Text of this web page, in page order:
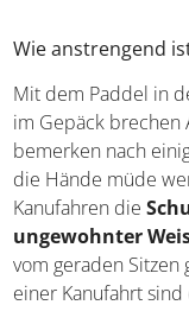
Wie anstrengend
Mit dem Paddel in
im Gepäck brechen
bemerken nach
die Hände müde
Kanufahren die
ungewohnter
Rücken vom
Pausen auf einer